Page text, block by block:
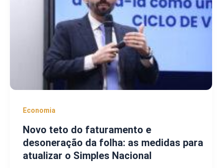
Economia
Novo teto do faturamento e
desoneração da folha: as medidas para
atualizar o Simples Nacional